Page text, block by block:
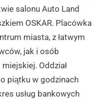
salonu Auto Land
OSKAR. Placówka
miasta, z łatwym
jak i osób
Oddział
piątku w godzinach
usług bankowych